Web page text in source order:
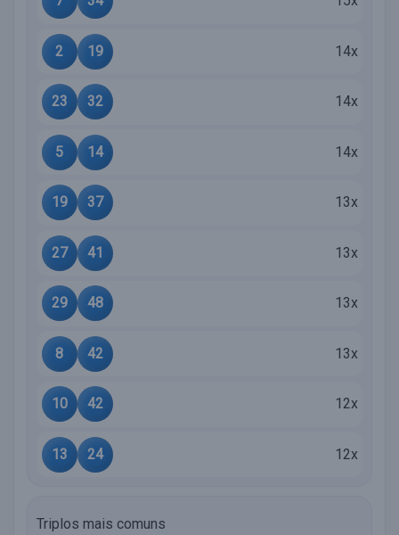
2 19 14x
23 32 14x
5 14 14x
19 37 13x
27 41 13x
29 48 13x
8 42 13x
10 42 12x
13 24 12x
Triplos mais comuns